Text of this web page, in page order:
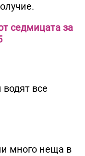
седмицата за
все
много неща в